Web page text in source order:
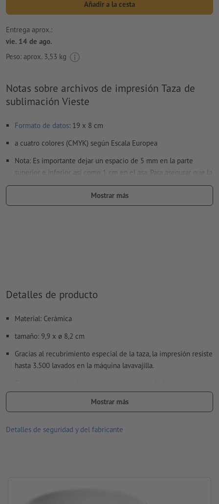
Añadir a la cesta
Entrega aprox.:
vie. 14 de ago.
Peso: aprox. 3,53 kg
Notas sobre archivos de impresión Taza de
sublimación Vieste
Formato de datos: 19 x 8 cm
a cuatro colores (CMYK) según Escala Europea
Nota: Es importante dejar un espacio de 5 mm en la parte
superior e inferior, así como 1 cm en el asa. Para asegurar que la
impresión sea duradera, recomendamos lavar a mano.
Mostrar más
Detalles de producto
Material: Cerámica
tamaño: 9,9 x ø 8,2 cm
Gracias al recubrimiento especial de la taza, la impresión resiste
hasta 3.500 lavados en la máquina lavavajilla.
configuración del monitor, los colores representados en la
pantalla pueden diferir de los colores reales del producto.
Mostrar más
Detalles de seguridad y del fabricante